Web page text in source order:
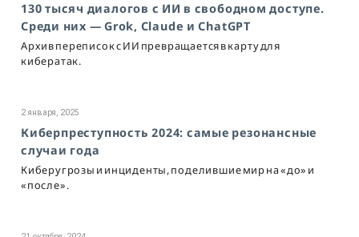
130 тысяч диалогов с ИИ в свободном доступе.
Среди них — Grok, Claude и ChatGPT
Архив переписок с ИИ превращается в карту для
кибератак.
2 января, 2025
Киберпреступность 2024: самые резонансные
случаи года
Киберугрозы и инциденты, поделившие мир на «до» и
«после».